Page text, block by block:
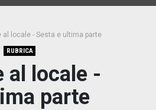
al locale - Sesta e ultima parte
RUBRICA
al locale -
parte